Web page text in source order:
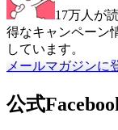
17万人が
得なキャンペーン
しています。
メールマガジンに
公式